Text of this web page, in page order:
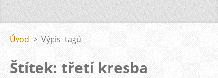
Úvod > Výpis tagů
Štítek: třetí kresba